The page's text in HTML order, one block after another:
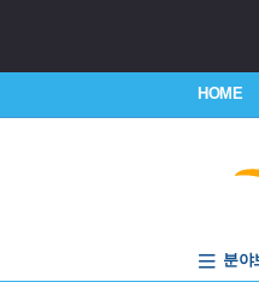
HOME
분야